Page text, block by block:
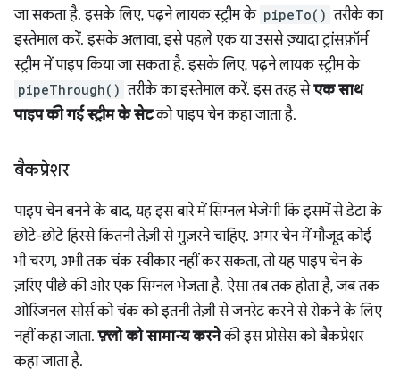
जा सकता है. इसके लिए, पढ़ने लायक स्ट्रीम के pipeTo() तरीके का
इस्तेमाल करें. इसके अलावा, इसे पहले एक या उससे ज़्यादा ट्रांसफ़ॉर्म
स्ट्रीम में पाइप किया जा सकता है. इसके लिए, पढ़ने लायक स्ट्रीम के
pipeThrough() तरीके का इस्तेमाल करें. इस तरह सेएक साथ
पाइप की गई स्ट्रीम के सेटको पाइप चेन कहा जाता है.
बैकप्रेशर
पाइप चेन बनने के बाद, यह इस बारे में सिग्नल भेजेगी कि इसमें से डेटा के
छोटे-छोटे हिस्से कितनी तेज़ी से गुज़रने चाहिए. अगर चेन में मौजूद कोई
भी चरण, अभी तक चंक स्वीकार नहीं कर सकता, तो यह पाइप चेन के
ज़रिए पीछे की ओर एक सिग्नल भेजता है. ऐसा तब तक होता है, जब तक
ओरिजनल सोर्स को चंक को इतनी तेज़ी से जनरेट करने से रोकने के लिए
नहीं कहा जाता.फ़्लो को सामान्य करनेकी इस प्रोसेस को बैकप्रेशर
कहा जाता है.